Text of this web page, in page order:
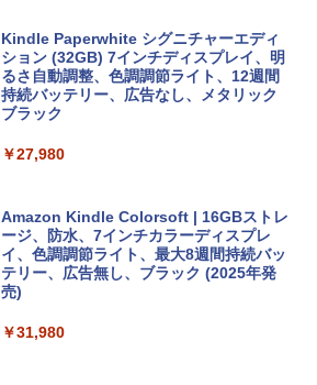
Apple 2026 MacBook Air M5チップ搭載
13インチノートブック：AIとApple Intell
igence、13.6インチLiquid Retinaディ
スプレイ、16GBユニファイドメモリ、1
TB SSDストレージ、12MPセンターフレ
D - シルバー
【Amazon.co.jp限定】 HP ノートパソコ
ン 15-fd 15.6インチ 16GBメモリ 512GB
SSD インテル Core 5
￥129,800
4(最新 永続版)|オンラインコード版|Wind
ows11、10/mac対応|PC2台
￥39,582
Robloxギフトカード - 2,000 Robux 【限
ラインコード版
￥3,200
ト): Java & Bedrock Edition | オンライ
にもKindle出版にも！ 非エンジニアのた
めのAIコーディング入門シリーズ
￥99
1冊ですべて身につくHTML & CSSとWe
￥1,292
FM TOWNS ハイパー・カタログ: 本体ハ
ェクトリストと最新エミュレータ紹介
Kindle Paperwhite シグニチャーエディ
ション (32GB) 7インチディスプレイ、明
るさ自動調整、色調調節ライト、12週間
持続バッテリー、広告なし、メタリック
ブラック
￥27,980
Amazon Kindle Colorsoft | 16GBストレ
ージ、防水、7インチカラーディスプレ
イ、色調調節ライト、最大8週間持続バッ
テリー、広告無し、ブラック (2025年発
売)
￥31,980